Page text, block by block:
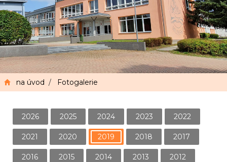
na úvod / Fotogalerie
2026 2025 2024 2023 2022
2021 2020 2019 2018 2017
2016 2015 2014 2013 2012